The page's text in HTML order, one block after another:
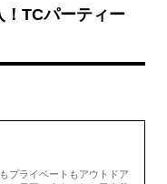
TCパーティー
プライベートもアウトドア